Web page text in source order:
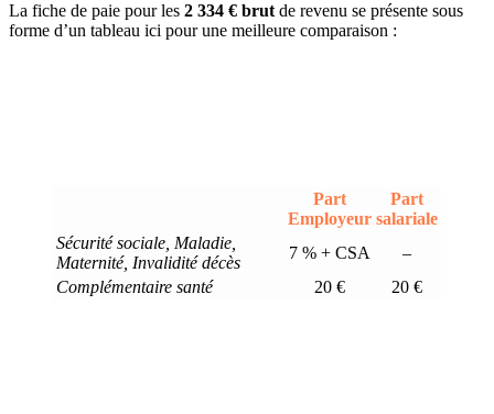
La fiche de paie pour les 2 334 € brut de revenu se présente sous
forme d’un tableau ici pour une meilleure comparaison :
Part
Employeur
Part
salariale
Sécurité sociale, Maladie,
Maternité, Invalidité décès
7 % + CSA
–
Complémentaire santé
20 € 20 €